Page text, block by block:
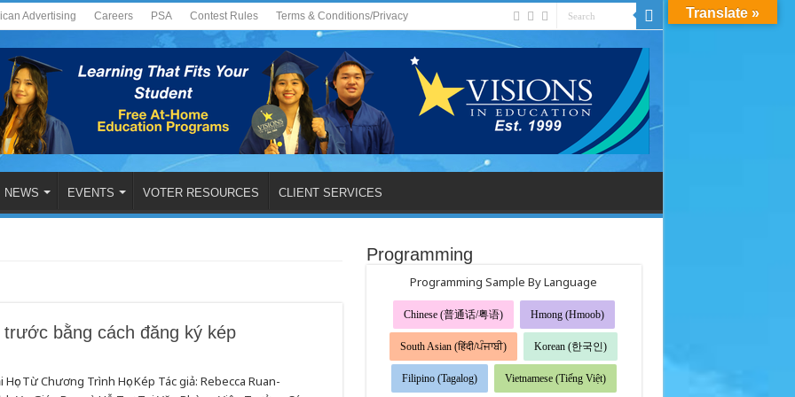
Advertising Careers PSA Contest Rules Terms & Conditions/Privacy
NEWS EVENTS VOTER RESOURCES CLIENT SERVICES
bằng cách đăng ký kép
Từ Chương Trình Học Kép Tác giả: Rebecca Ruan-
Programming
Programming Sample By Language
Chinese (普通话/粤语) Hmong (Hmoob)
South Asian (हिंदी/ਪੰਜਾਬੀ) Korean (한국인)
Filipino (Tagalog) Vietnamese (Tiếng Việt)
Translate »